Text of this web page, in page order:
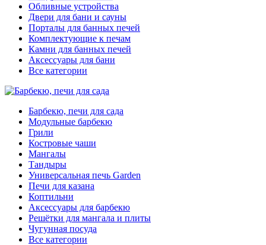
Обливные устройства
Двери для бани и сауны
Порталы для банных печей
Комплектующие к печам
Камни для банных печей
Аксессуары для бани
Все категории
Барбекю, печи для сада
Модульные барбекю
Грили
Костровые чаши
Мангалы
Тандыры
Универсальная печь Garden
Печи для казана
Коптильни
Аксессуары для барбекю
Решётки для мангала и плиты
Чугунная посуда
Все категории